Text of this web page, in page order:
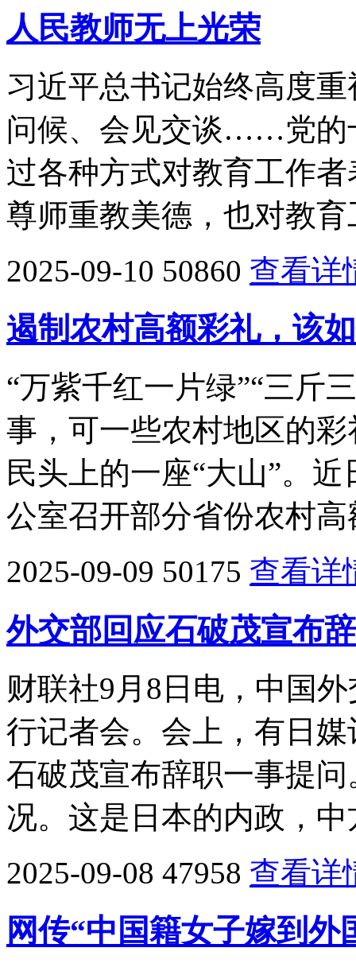
人民教师无上光荣
习近平总书记始终高度
问候、会见交谈……党的
过各种方式对教育工作
尊师重教美德，也对教
2025-09-10 50860 查看详
遏制农村高额彩礼，该
“万紫千红一片绿”“三
事，可一些农村地区的
民头上的一座“大山”。
公室召开部分省份农村
2025-09-09 50175 查看详
外交部回应石破茂宣布
财联社9月8日电，中国
行记者会。会上，有日
石破茂宣布辞职一事提
况。这是日本的内政，
2025-09-08 47958 查看详
网传“中国籍女子嫁到